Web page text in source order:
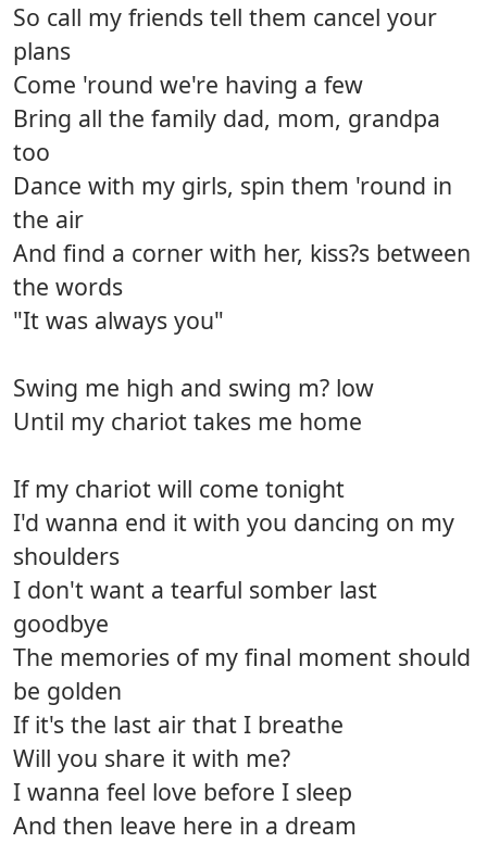
So call my friends tell them cancel your
plans
Come 'round we're having a few
Bring all the family dad, mom, grandpa
too
Dance with my girls, spin them 'round in
the air
And find a corner with her, kiss?s between
the words
"It was always you"
Swing me high and swing m? low
Until my chariot takes me home
If my chariot will come tonight
I'd wanna end it with you dancing on my
shoulders
I don't want a tearful somber last
goodbye
The memories of my final moment should
be golden
If it's the last air that I breathe
Will you share it with me?
I wanna feel love before I sleep
And then leave here in a dream